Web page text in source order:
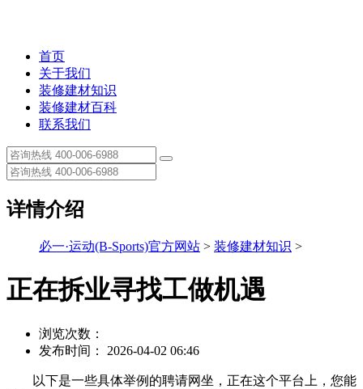
首页
关于我们
装修建材知识
装修建材百科
联系我们
详情介绍
必一·运动(B-Sports)官方网站 > 装修建材知识 >
正在拆业寻找工做机遇
浏览次数：
发布时间： 2026-04-02 06:46
以下是一些具体举例的聘请网坐，正在这个平台上，您能